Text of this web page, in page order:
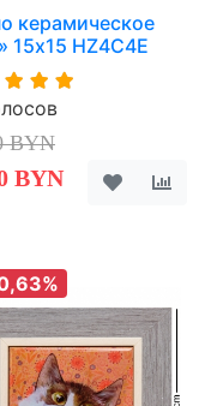
керамическое
15х15 HZ4C4E
BYN
BYN